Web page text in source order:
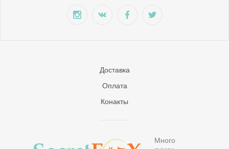
Много
Доставка
Оплата
Конакты